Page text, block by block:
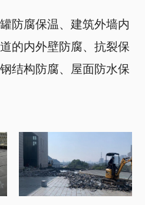
防腐保温、建筑外墙内
的内外壁防腐、抗裂保
结构防腐、屋面防水保